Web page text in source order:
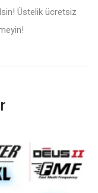
Üstelik ücretsiz